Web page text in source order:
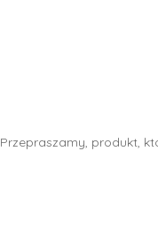
Przepraszamy, produkt,